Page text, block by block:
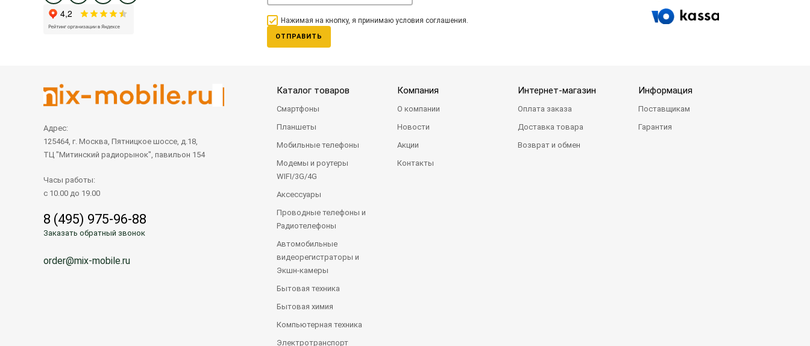
Нажимая на кнопку, я принимаю условия соглашения.
ОТПРАВИТЬ
Адрес:
125464, г. Москва, Пятницкое шоссе, д.18,
ТЦ "Митинский радиорынок", павильон 154
Часы работы:
с 10.00 до 19.00
8 (495) 975-96-88
Заказать обратный звонок
order@mix-mobile.ru
Каталог товаров
Смартфоны
Планшеты
Мобильные телефоны
Модемы и роутеры
WIFI/3G/4G
Аксессуары
Проводные телефоны и
Радиотелефоны
Автомобильные
видеорегистраторы и
Экшн-камеры
Бытовая техника
Бытовая химия
Компьютерная техника
Электротранспорт
Компания
О компании
Новости
Акции
Контакты
Интернет-магазин
Оплата заказа
Доставка товара
Возврат и обмен
Информация
Поставщикам
Гарантия